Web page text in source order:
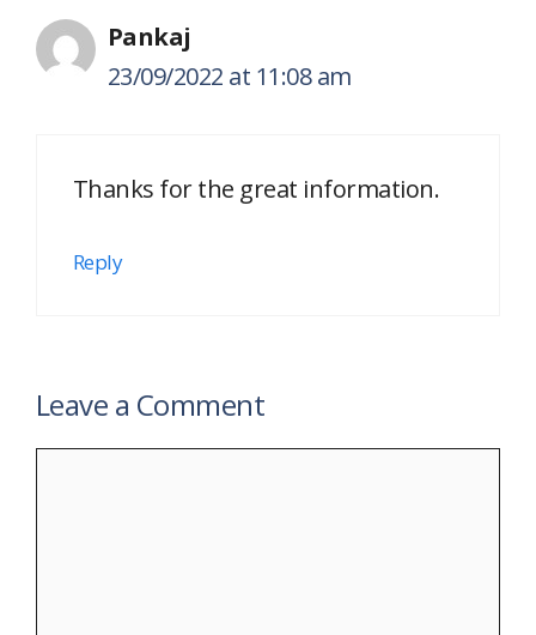
Pankaj
23/09/2022 at 11:08 am
Thanks for the great information.
Reply
Leave a Comment